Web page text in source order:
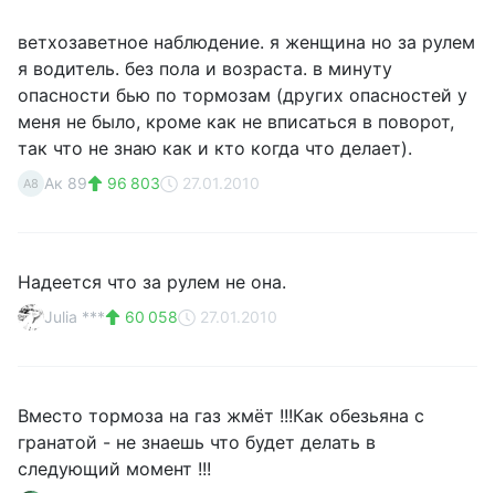
ветхозаветное наблюдение. я женщина но за рулем
я водитель. без пола и возраста. в минуту
опасности бью по тормозам (других опасностей у
меня не было, кроме как не вписаться в поворот,
так что не знаю как и кто когда что делает).
А8 Ак 89 96 803 27.01.2010
Надеется что за рулем не она.
Julia *** 60 058 27.01.2010
Вместо тормоза на газ жмёт !!!Как обезьяна с
гранатой - не знаешь что будет делать в
следующий момент !!!